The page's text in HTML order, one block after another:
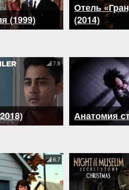
(1999)
Отель
(2014)
7.8
Анатомия
6.7